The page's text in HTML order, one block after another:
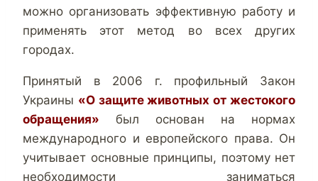
можно организовать эффективную работу и
применять этот метод во всех других
городах.
Принятый в 2006 г. профильный Закон
Украины «О защите животных от жестокого
обращения» был основан на нормах
международного и европейского права. Он
учитывает основные принципы, поэтому нет
необходимости заниматься